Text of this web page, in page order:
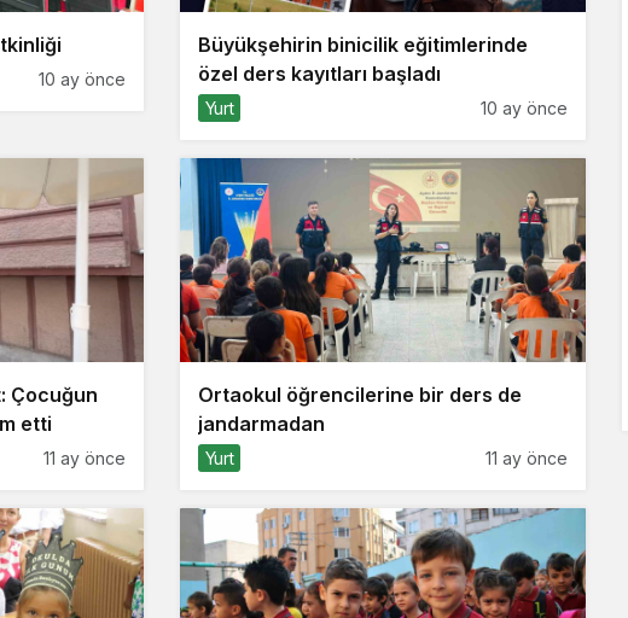
10 ay önce
Büyükşehirin binicilik eğitimlerinde
özel ders kayıtları başladı
Yurt 10 ay önce
Çocuğun
etti
11 ay önce
Ortaokul öğrencilerine bir ders de
jandarmadan
Yurt 11 ay önce